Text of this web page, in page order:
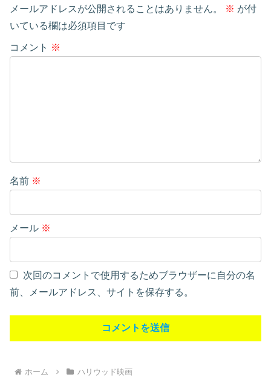
メールアドレスが公開されることはありません。 ※ が付
いている欄は必須項目です
コメント ※
名前 ※
メール ※
次回のコメントで使用するためブラウザーに自分の名
前、メールアドレス、サイトを保存する。
ホーム ハリウッド映画